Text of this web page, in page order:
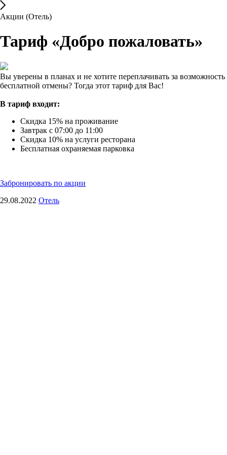
Акции (Отель)
Тариф «Добро пожаловать»
Вы уверены в планах и не хотите переплачивать за возможность
бесплатной отмены? Тогда этот тариф для Вас!
В тариф входит:
Скидка 15% на проживание
Завтрак с 07:00 до 11:00
Скидка 10% на услуги ресторана
Бесплатная охраняемая парковка
Забронировать по акции
29.08.2022 Отель